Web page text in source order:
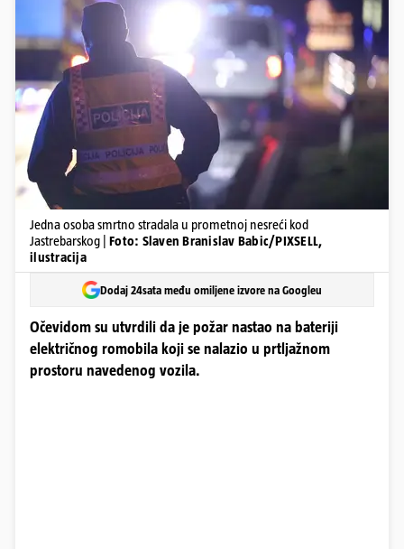
Jedna osoba smrtno stradala u prometnoj nesreći kod
Jastrebarskog | Foto: Slaven Branislav Babic/PIXSELL,
ilustracija
Dodaj 24sata među omiljene izvore na Googleu
Očevidom su utvrdili da je požar nastao na bateriji
električnog romobila koji se nalazio u prtljažnom
prostoru navedenog vozila.